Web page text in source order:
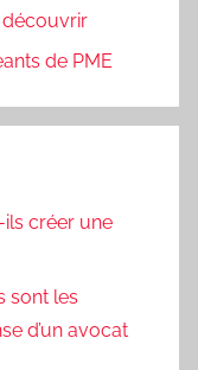
découvrir
de PME
créer une
sont les
d’un avocat